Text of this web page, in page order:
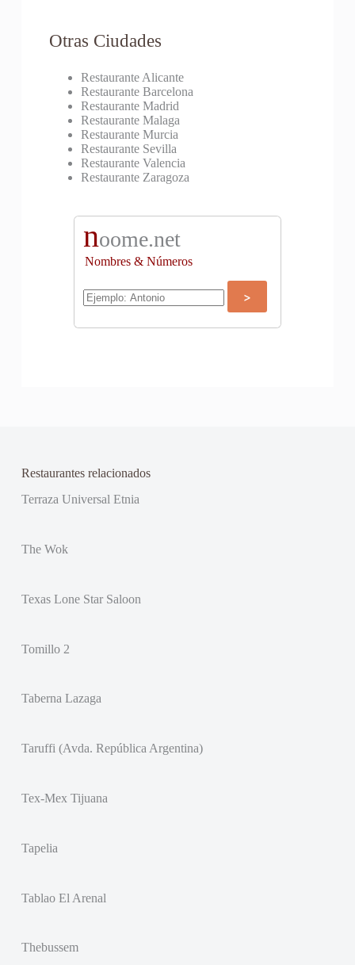
Otras Ciudades
Restaurante Alicante
Restaurante Barcelona
Restaurante Madrid
Restaurante Malaga
Restaurante Murcia
Restaurante Sevilla
Restaurante Valencia
Restaurante Zaragoza
noome.net
Nombres & Números
Restaurantes relacionados
Terraza Universal Etnia
The Wok
Texas Lone Star Saloon
Tomillo 2
Taberna Lazaga
Taruffi (Avda. República Argentina)
Tex-Mex Tijuana
Tapelia
Tablao El Arenal
Thebussem